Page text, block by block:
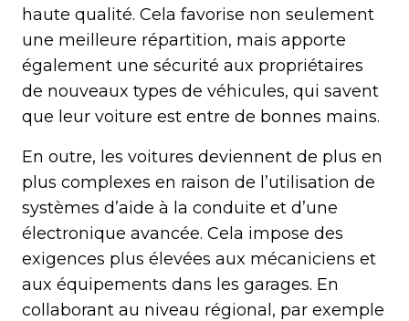
haute qualité. Cela favorise non seulement
une meilleure répartition, mais apporte
également une sécurité aux propriétaires
de nouveaux types de véhicules, qui savent
que leur voiture est entre de bonnes mains.
En outre, les voitures deviennent de plus en
plus complexes en raison de l’utilisation de
systèmes d’aide à la conduite et d’une
électronique avancée. Cela impose des
exigences plus élevées aux mécaniciens et
aux équipements dans les garages. En
collaborant au niveau régional, par exemple